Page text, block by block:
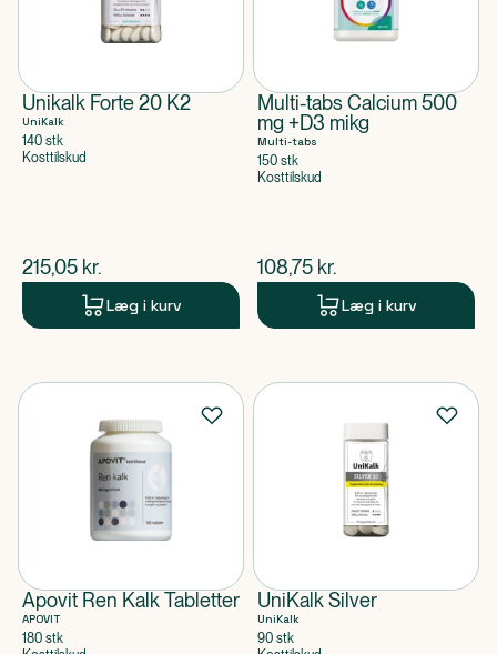
Unikalk Forte 20 K2
UniKalk
140 stk
Kosttilskud
$nuværende pris
215,05 kr.
Læg i kurv
Multi-tabs Calcium 500
mg +D3 mikg
Multi-tabs
150 stk
Kosttilskud
$nuværende pris
108,75 kr.
Læg i kurv
Apovit Ren Kalk Tabletter
APOVIT
180 stk
UniKalk Silver
UniKalk
90 stk